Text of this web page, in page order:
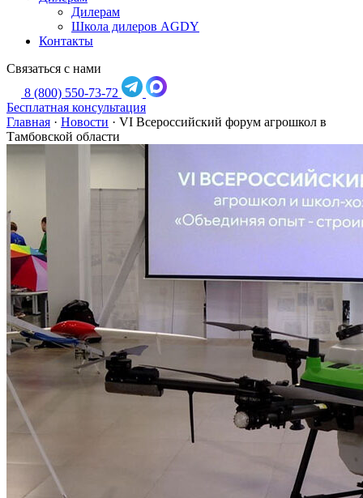
Дилерам
Школа дилеров AGDY
Контакты
Связаться с нами
8 (800) 550-73-72
Бесплатная консультация
Главная · Новости · VI Всероссийский форум агрошкол в
Тамбовской области